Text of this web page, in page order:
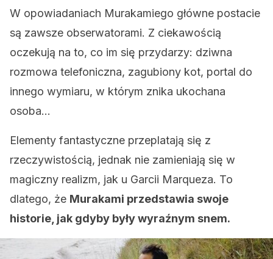
W opowiadaniach Murakamiego główne postacie
są zawsze obserwatorami. Z ciekawością
oczekują na to, co im się przydarzy: dziwna
rozmowa telefoniczna, zagubiony kot, portal do
innego wymiaru, w którym znika ukochana
osoba…
Elementy fantastyczne przeplatają się z
rzeczywistością, jednak nie zamieniają się w
magiczny realizm, jak u Garcii Marqueza. To
dlatego, że Murakami przedstawia swoje
historie, jak gdyby były wyraźnym snem.